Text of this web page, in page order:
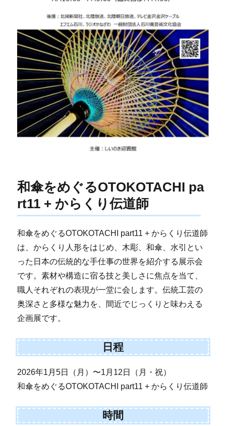
和傘をめぐるOTOKOTACHI pa
rt11 + からくり伝道師
和傘をめぐるOTOKOTACHI part11 + からくり伝道師
は、からくり人形をはじめ、木彫、和傘、水引とい
った日本の伝統的な手仕事の世界を紹介する展示会
です。素材や構造に宿る技と美しさに焦点を当て、
職人それぞれの表現が一堂に会します。伝統工芸の
奥深さと多様な魅力を、間近でじっくりと味わえる
企画展です。
日程
2026年1月5日（月）〜1月12日（月・祝）
和傘をめぐるOTOKOTACHI part11 + からくり伝道師
時間